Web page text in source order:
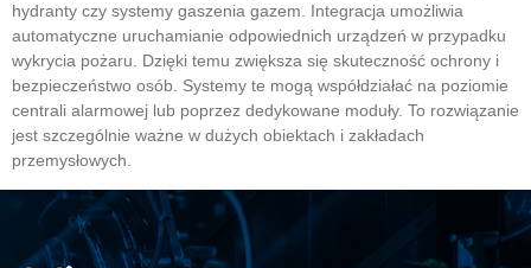
hydranty czy systemy gaszenia gazem. Integracja umożliwia
automatyczne uruchamianie odpowiednich urządzeń w przypadku
wykrycia pożaru. Dzięki temu zwiększa się skuteczność ochrony i
bezpieczeństwo osób. Systemy te mogą współdziałać na poziomie
centrali alarmowej lub poprzez dedykowane moduły. To rozwiązanie
jest szczególnie ważne w dużych obiektach i zakładach
przemysłowych.